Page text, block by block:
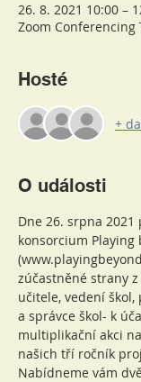
26. 8. 2021 10:00 –
Zoom Conferencing
Hosté
+
O události
Dne 26. srpna 2021
konsorcium Playing
zúčastněné strany
učitele, vedení škol,
a správce škol- k
multiplikační akci
našich tří ročník
Nabídneme vám